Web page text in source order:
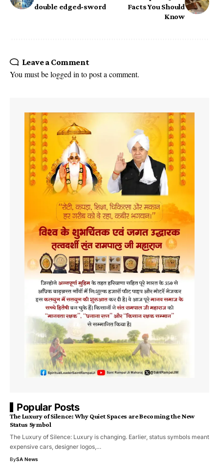
double edged-sword
Facts You Should
Know
Leave a Comment
You must belogged in to post a comment.
Popular Posts
The Luxury of Silence: Why Quiet Spaces are Becoming the New
Status Symbol
The Luxury of Silence: Luxury is changing. Earlier, status symbols meant
expensive cars, designer logos,…
BySA News